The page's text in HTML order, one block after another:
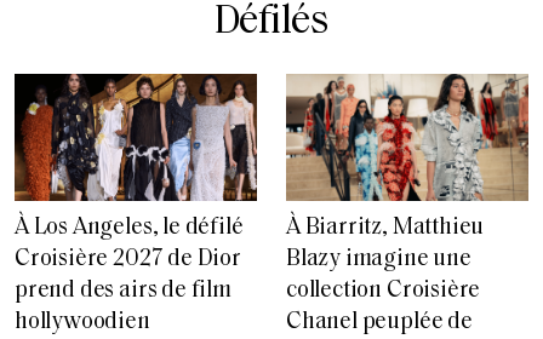
Défilés
À Los Angeles, le défilé
Croisière 2027 de Dior
prend des airs de film
hollywoodien
À Biarritz, Matthieu
Blazy imagine une
collection Croisière
Chanel peuplée de